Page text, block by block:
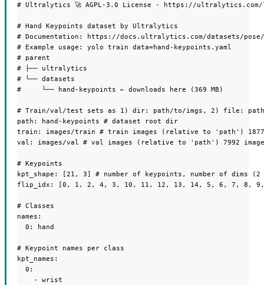
# Ultralytics 🚀 AGPL-3.0 License - https://ultralytics.com/
# Hand Keypoints dataset by Ultralytics
# Documentation: https://docs.ultralytics.com/datasets/pose/
# Example usage: yolo train data=hand-keypoints.yaml
# parent
# ├── ultralytics
# └── datasets
#     └── hand-keypoints ← downloads here (369 MB)
# Train/val/test sets as 1) dir: path/to/imgs, 2) file:
path: hand-keypoints # dataset root dir
train: images/train # train images (relative to 'path')
val: images/val # val images (relative to 'path') 7992
# Keypoints
kpt_shape: [21, 3] # number of keypoints, number of
flip_idx: [0, 1, 2, 4, 3, 10, 11, 12, 13, 14, 5, 6, 7, 8, 9,
# Classes
names:
  0: hand
# Keypoint names per class
kpt_names:
  0:
    - wrist